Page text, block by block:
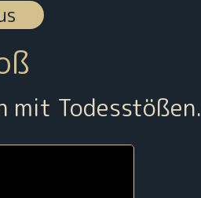
mit Todesstößen.